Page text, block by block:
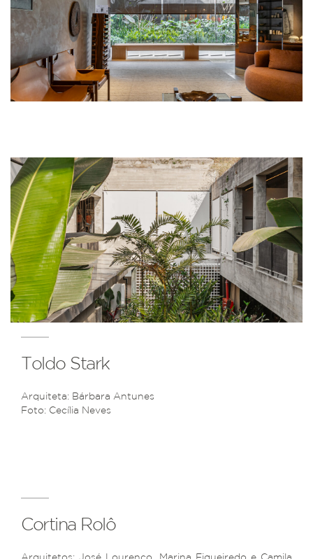
Toldo Stark
Arquiteta: Bárbara Antunes
Foto: Cecília Neves
Cortina Rolô
Arquitetos: José Lourenço, Marina Figueiredo e Camila